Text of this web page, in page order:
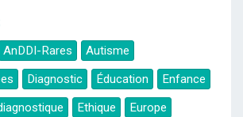
AnDDI-Rares
Autisme
Diagnostic Éducation
Enfance
Ethique
Europe